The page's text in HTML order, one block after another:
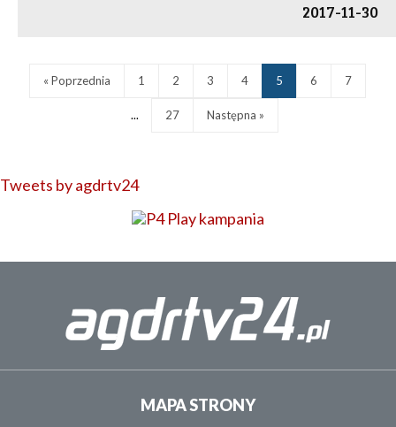
2017-11-30
« Poprzednia 1 2 3 4 5 6 7
... 27 Następna »
Tweets by agdrtv24
MAPA STRONY